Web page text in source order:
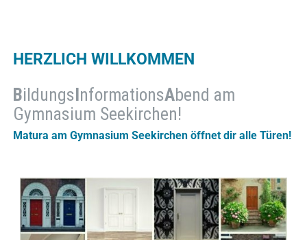
HERZLICH WILLKOMMEN
BildungsInformationsAbend am
Gymnasium Seekirchen!
Matura am Gymnasium Seekirchen öffnet dir alle Türen!